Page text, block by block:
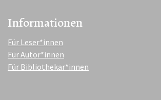
Informationen
Für Leser*innen
Für Autor*innen
Für Bibliothekar*innen